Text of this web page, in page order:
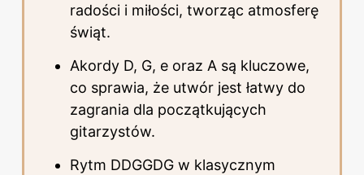
radości i miłości, tworząc atmosferę
świąt.
Akordy D, G, e oraz A są kluczowe,
co sprawia, że utwór jest łatwy do
zagrania dla początkujących
gitarzystów.
Rytm DDGGDG w klasycznym